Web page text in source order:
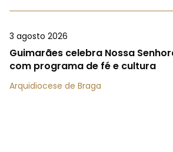
3 agosto 2026
Guimarães celebra Nossa
com programa de fé e cultura
Arquidiocese de Braga